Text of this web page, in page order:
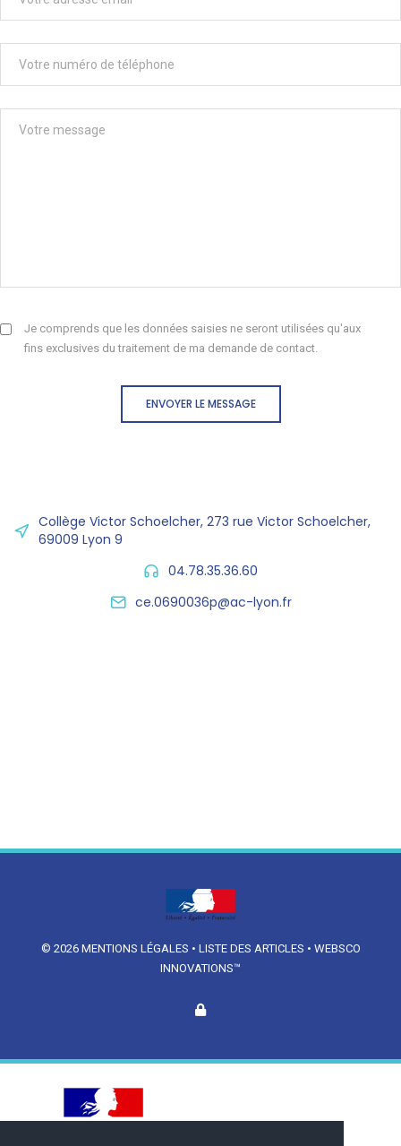
Je comprends que les données saisies ne seront utilisées qu'aux
fins exclusives du traitement de ma demande de contact.
ENVOYER LE MESSAGE
Collège Victor Schoelcher, 273 rue Victor Schoelcher,
69009 Lyon 9
04.78.35.36.60
ce.0690036p@ac-lyon.fr
© 2026 MENTIONS LÉGALES • LISTE DES ARTICLES • WEBSCO
INNOVATIONS™